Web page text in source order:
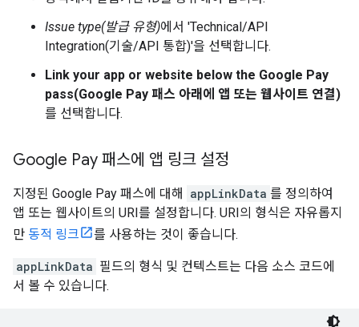
Issue type(발급 유형)에서 'Technical/API
Integration(기술/API 통합)'을 선택합니다.
Link your app or website below the Google Pay
pass(Google Pay 패스 아래에 앱 또는 웹사이트 연결)
를 선택합니다.
Google Pay 패스에 앱 링크 설정
지정된 Google Pay 패스에 대해 appLinkData 를 정의하여
앱 또는 웹사이트의 URI를 설정합니다. URI의 형식은 자유롭지
만 동적 링크 를 사용하는 것이 좋습니다.
appLinkData 필드의 형식 및 컨텍스트는 다음 소스 코드에
서 볼 수 있습니다.